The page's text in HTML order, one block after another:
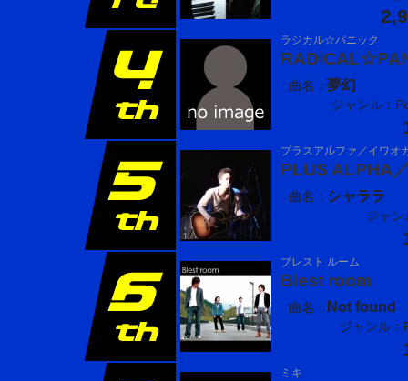
ラジカル☆パニック
曲名： 夢幻
ジャンル：
プラスアルファ／イワオ
PLUS ALPHA
曲名： シャララ
ジャ
ブレスト ルーム
Blest room
曲名： Not found
ジャンル
ミキ